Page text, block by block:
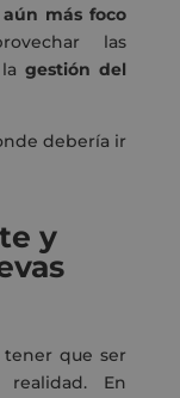
más foco
las
lagestión del
debería ir
y
que ser
En